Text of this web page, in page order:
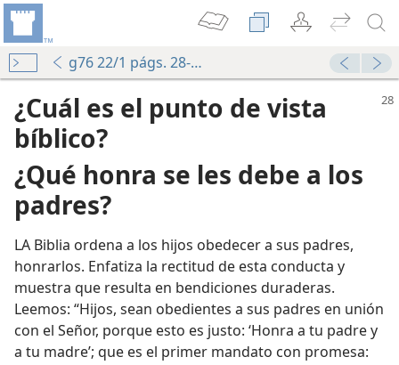
g76 22/1 págs. 28-29
¿Cuál es el punto de vista
bíblico?
¿Qué honra se les debe a los
padres?
LA Biblia ordena a los hijos obedecer a sus padres,
honrarlos. Enfatiza la rectitud de esta conducta y
muestra que resulta en bendiciones duraderas.
Leemos: “Hijos, sean obedientes a sus padres en unión
con el Señor, porque esto es justo: ‘Honra a tu padre y
a tu madre’; que es el primer mandato con promesa: